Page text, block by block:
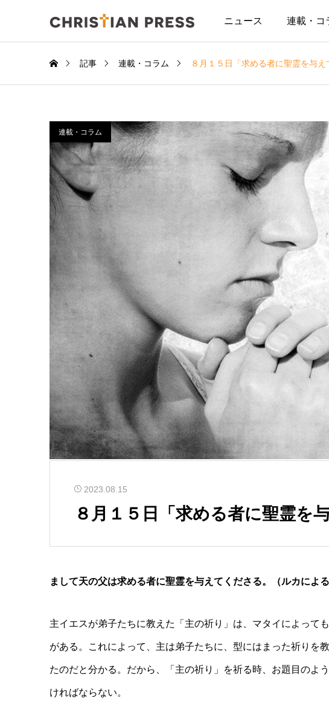
ニュース 連載・コ
記事 連載・コラム ８月１５日「求める者に聖霊を与え
連載・コラム
2023.08.15
８月１５日「求める者に聖霊を
まして天の父は求める者に聖霊を与えてくださる。（ルカによ
主イエスが弟子たちに教えた「主の祈り」は、マタイによって
がある。これによって、主は弟子たちに、型にはまった祈りを
たのだと分かる。だから、「主の祈り」を祈る時、お題目のよ
ければならない。